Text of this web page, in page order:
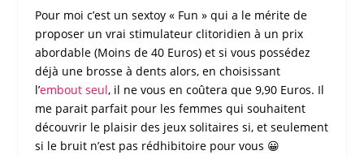
Pour moi c’est un sextoy« Fun » qui a le mérite de
proposer un vrai stimulateur clitoridien à un prix
abordable (Moins de 40 Euros) et si vous possédez
déjà une brosse à dents alors, en choisissant
l’embout seul, il ne vous en coûtera que 9,90 Euros. Il
me parait parfait pour les femmes qui souhaitent
découvrir le plaisir des jeux solitaires si, et seulement
si le bruit n’est pas rédhibitoire pour vous 😀